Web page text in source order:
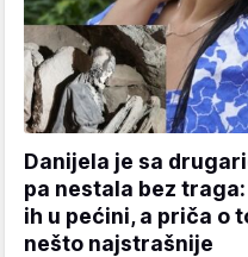
Danijela je sa
pa nestala bez
ih u pećini, a priča o
nešto najstrašnije